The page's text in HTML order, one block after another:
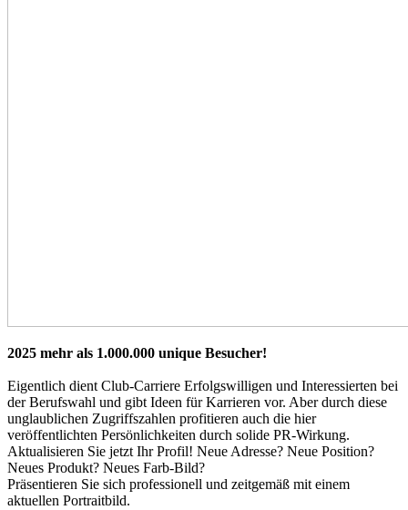
2025 mehr als 1.000.000 unique Besucher!
Eigentlich dient Club-Carriere Erfolgswilligen und Interessierten bei
der Berufswahl und gibt Ideen für Karrieren vor. Aber durch diese
unglaublichen Zugriffszahlen profitieren auch die hier
veröffentlichten Persönlichkeiten durch solide PR-Wirkung.
Aktualisieren Sie jetzt Ihr Profil! Neue Adresse? Neue Position?
Neues Produkt? Neues Farb-Bild?
Präsentieren Sie sich professionell und zeitgemäß mit einem
aktuellen Portraitbild.